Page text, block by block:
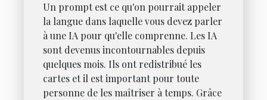
Un prompt est ce qu'on pourrait appeler
la langue dans laquelle vous devez parler
à une IA pour qu'elle comprenne. Les IA
sont devenus incontournables depuis
quelques mois. Ils ont redistribué les
cartes et il est important pour toute
personne de les maîtriser à temps. Grâce